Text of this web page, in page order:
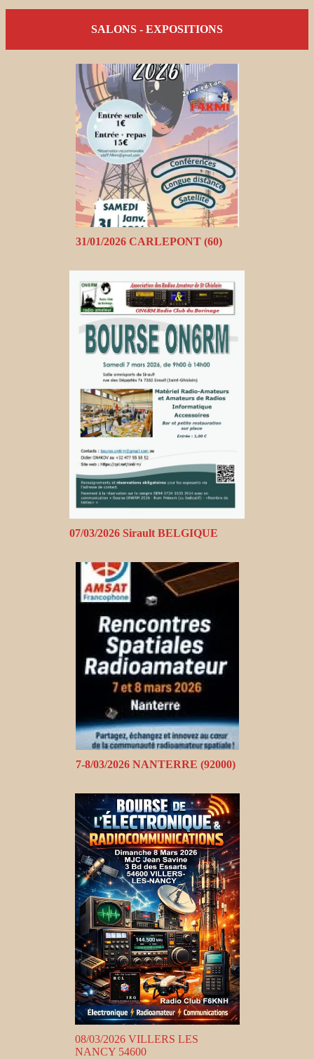
SALONS - EXPOSITIONS
31/01/2026 CARLEPONT (60)
07/03/2026 Sirault BELGIQUE
7-8/03/2026 NANTERRE (92000)
08/03/2026 VILLERS LES
NANCY 54600